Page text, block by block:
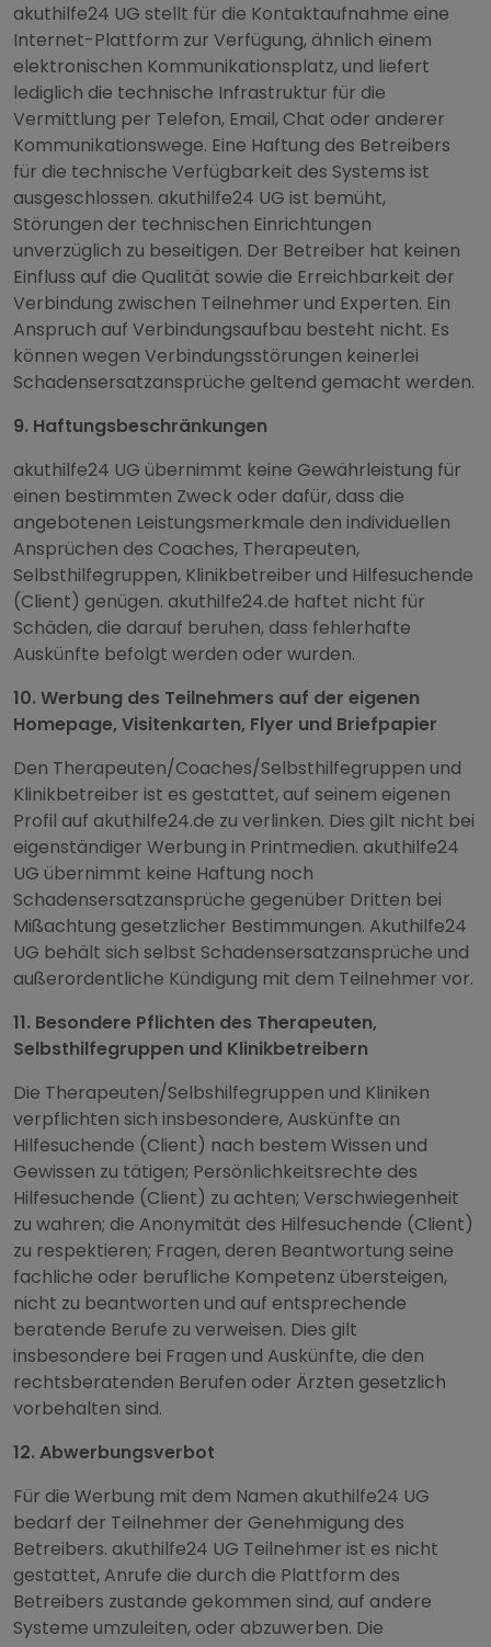
akuthilfe24 UG stellt für die Kontaktaufnahme eine
Internet-Plattform zur Verfügung, ähnlich einem
elektronischen Kommunikationsplatz, und liefert
lediglich die technische Infrastruktur für die
Vermittlung per Telefon, Email, Chat oder anderer
Kommunikationswege. Eine Haftung des Betreibers
für die technische Verfügbarkeit des Systems ist
ausgeschlossen. akuthilfe24 UG ist bemüht,
Störungen der technischen Einrichtungen
unverzüglich zu beseitigen. Der Betreiber hat keinen
Einfluss auf die Qualität sowie die Erreichbarkeit der
Verbindung zwischen Teilnehmer und Experten. Ein
Anspruch auf Verbindungsaufbau besteht nicht. Es
können wegen Verbindungsstörungen keinerlei
Schadensersatzansprüche geltend gemacht werden.
9. Haftungsbeschränkungen
akuthilfe24 UG übernimmt keine Gewährleistung für
einen bestimmten Zweck oder dafür, dass die
angebotenen Leistungsmerkmale den individuellen
Ansprüchen des Coaches, Therapeuten,
Selbsthilfegruppen, Klinikbetreiber und Hilfesuchende
(Client) genügen. akuthilfe24.de haftet nicht für
Schäden, die darauf beruhen, dass fehlerhafte
Auskünfte befolgt werden oder wurden.
10. Werbung des Teilnehmers auf der eigenen
Homepage, Visitenkarten, Flyer und Briefpapier
Den Therapeuten/Coaches/Selbsthilfegruppen und
Klinikbetreiber ist es gestattet, auf seinem eigenen
Profil auf akuthilfe24.de zu verlinken. Dies gilt nicht bei
eigenständiger Werbung in Printmedien. akuthilfe24
UG übernimmt keine Haftung noch
Schadensersatzansprüche gegenüber Dritten bei
Mißachtung gesetzlicher Bestimmungen. Akuthilfe24
UG behält sich selbst Schadensersatzansprüche und
außerordentliche Kündigung mit dem Teilnehmer vor.
11. Besondere Pflichten des Therapeuten,
Selbsthilfegruppen und Klinikbetreibern
Die Therapeuten/Selbshilfegruppen und Kliniken
verpflichten sich insbesondere, Auskünfte an
Hilfesuchende (Client) nach bestem Wissen und
Gewissen zu tätigen; Persönlichkeitsrechte des
Hilfesuchende (Client) zu achten; Verschwiegenheit
zu wahren; die Anonymität des Hilfesuchende (Client)
zu respektieren; Fragen, deren Beantwortung seine
fachliche oder berufliche Kompetenz übersteigen,
nicht zu beantworten und auf entsprechende
beratende Berufe zu verweisen. Dies gilt
insbesondere bei Fragen und Auskünfte, die den
rechtsberatenden Berufen oder Ärzten gesetzlich
vorbehalten sind.
12. Abwerbungsverbot
Für die Werbung mit dem Namen akuthilfe24 UG
bedarf der Teilnehmer der Genehmigung des
Betreibers. akuthilfe24 UG Teilnehmer ist es nicht
gestattet, Anrufe die durch die Plattform des
Betreibers zustande gekommen sind, auf andere
Systeme umzuleiten, oder abzuwerben. Die